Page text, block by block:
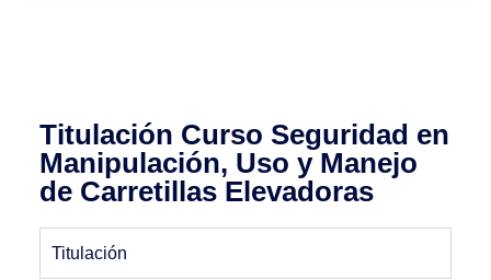
Titulación Curso Seguridad en
Manipulación, Uso y Manejo
de Carretillas Elevadoras
Titulación